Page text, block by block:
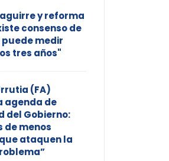
y reforma
consenso de
puede medir
tres años"
(FA)
agenda de
del Gobierno:
de menos
ataquen la